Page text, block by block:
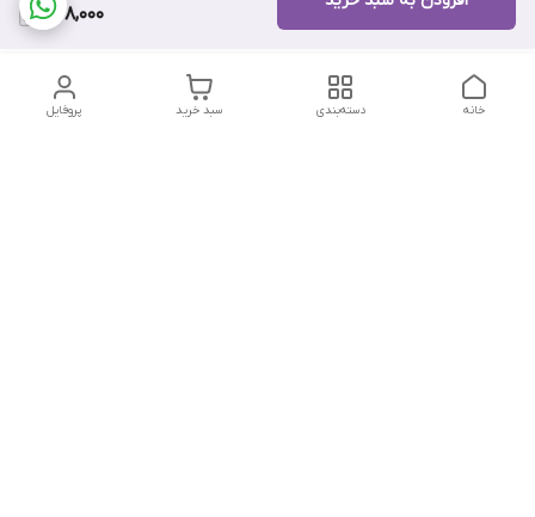
648,000
پروفایل سبد خرید دسته‌بندی خانه